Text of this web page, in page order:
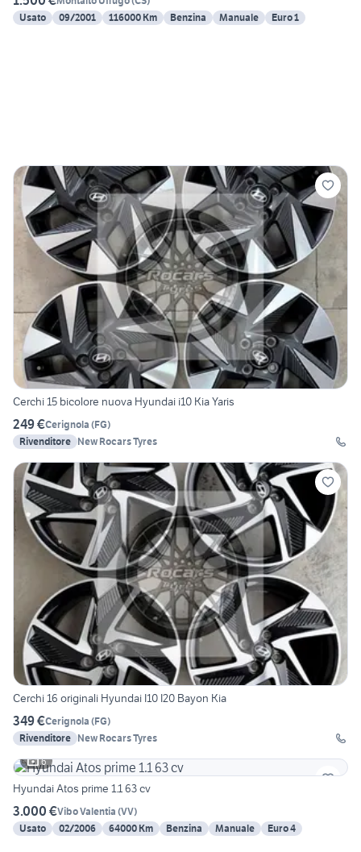
Usato
09/2001 116000 Km Benzina Manuale Euro 1
Cerchi 15 bicolore nuova Hyundai i10 Kia Yaris
249 €Cerignola (FG)
Rivenditore New Rocars Tyres
Cerchi 16 originali Hyundai I10 I20 Bayon Kia
349 €Cerignola (FG)
Rivenditore New Rocars Tyres
6
Hyundai Atos prime 1.1 63 cv
3.000 €Vibo Valentia (VV)
Usato
02/2006 64000 Km Benzina Manuale Euro 4